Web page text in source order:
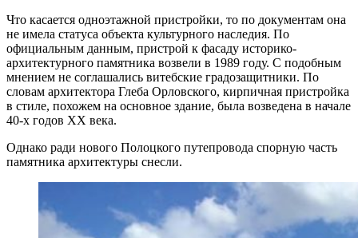
Что касается одноэтажной пристройки, то по документам она
не имела статуса объекта культурного наследия. По
официальным данным, пристрой к фасаду историко-
архитектурного памятника возвели в 1989 году. С подобным
мнением не соглашались витебские градозащитники. По
словам архитектора Глеба Орловского, кирпичная пристройка
в стиле, похожем на основное здание, была возведена в начале
40-х годов XX века.
Однако ради нового Полоцкого путепровода спорную часть
памятника архитектуры снесли.